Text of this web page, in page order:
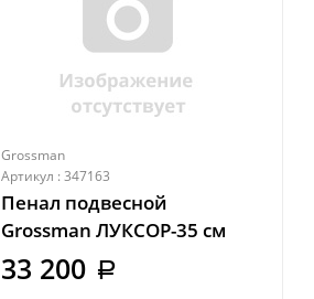
Grossman
Артикул : 347163
Пенал подвесной
Grossman ЛУКСОР-35 см
универсальный,
бежевый матовый
33 200 a